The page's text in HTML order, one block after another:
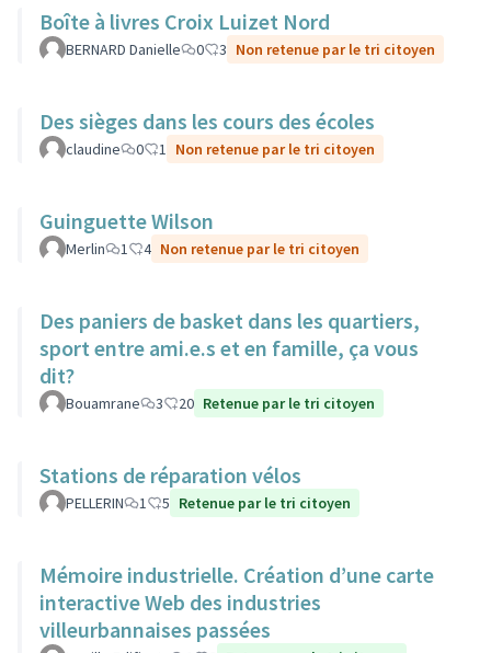
Boîte à livres Croix Luizet Nord
BERNARD Danielle 0 3 Non retenue par le tri citoyen
Des sièges dans les cours des écoles
claudine 0 1 Non retenue par le tri citoyen
Guinguette Wilson
Merlin 1 4 Non retenue par le tri citoyen
Des paniers de basket dans les quartiers,
sport entre ami.e.s et en famille, ça vous
dit?
Bouamrane 3 20 Retenue par le tri citoyen
Stations de réparation vélos
PELLERIN 1 5 Retenue par le tri citoyen
Mémoire industrielle. Création d’une carte
interactive Web des industries
villeurbannaises passées